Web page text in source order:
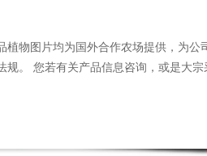
物图片均为国外合作农场提供，为公
。 您若有关产品信息咨询，或是大宗